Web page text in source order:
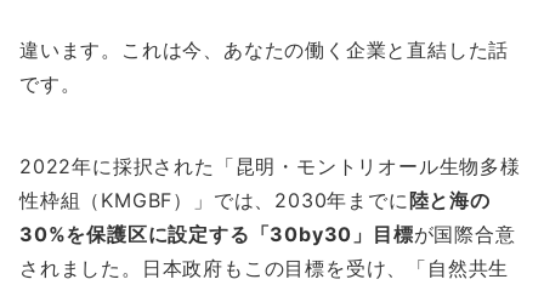
違います。これは今、あなたの働く企業と直結した話
です。
2022年に採択された「昆明・モントリオール生物多様
性枠組（KMGBF）」では、2030年までに陸と海の
30%を保護区に設定する「30by30」目標が国際合意
されました。日本政府もこの目標を受け、「自然共生